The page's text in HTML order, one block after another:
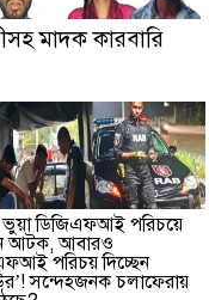
মাদক কারবারি
ভুয়া ডিজিএফআই পরিচয়ে
আটক, আবারও
পরিচয় দিচ্ছেন
সন্দেহজনক চলাফেরায়